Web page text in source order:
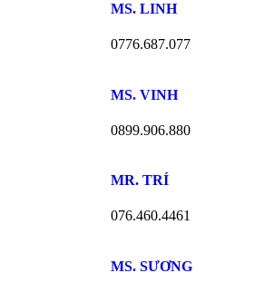
MS. LINH​
0776.687.077​
MS. VINH
0899.906.880
MR. TRÍ
076.460.4461
MS. SƯƠNG